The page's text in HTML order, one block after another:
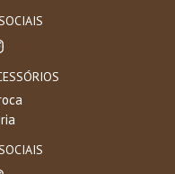
Instagram